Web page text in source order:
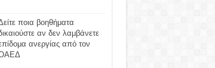
ποια βοηθήματα
αν δεν λαμβάνετε
ανεργίας από τον